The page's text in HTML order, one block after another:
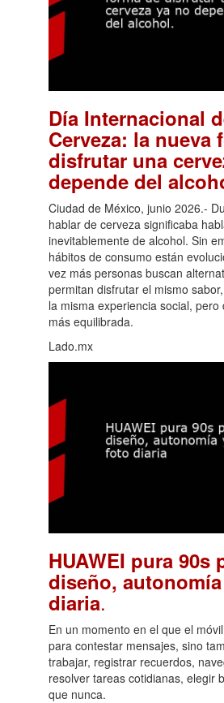
Día Internacional
Cerveza: la nueva
disfrutar una
depende del
Ciudad de México, junio 2026.-
hablar de cerveza significaba
inevitablemente de alcohol. Sin
hábitos de consumo están
vez más personas buscan
permitan disfrutar el mismo
la misma experiencia social, pero
más equilibrada.
Lado.mx
HUAWEI pura 90s
diseño,
diaria.
En un momento en el que el
para contestar mensajes, sino
trabajar, registrar recuerdos,
resolver tareas cotidianas, elegir
que nunca.